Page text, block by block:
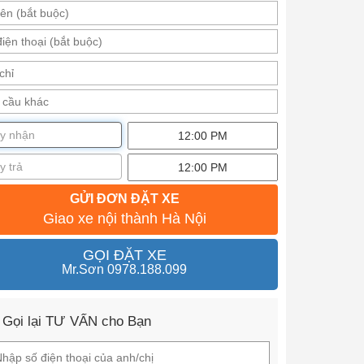
GỬI ĐƠN ĐẶT XE
Giao xe nội thành Hà Nội
GỌI ĐẶT XE
Mr.Sơn 0978.188.099
lại TƯ VẤN cho Bạn